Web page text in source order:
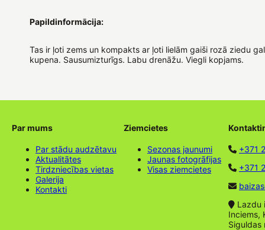
Papildinformācija:
Tas ir ļoti zems un kompakts ar ļoti lielām gaiši rozā ziedu
kupena. Sausumizturīgs. Labu drenāžu. Viegli kopjams.
Par mums
Par stādu audzētavu
Aktualitātes
Tirdzniecības vietas
Galerija
Kontakti
Ziemcietes
Sezonas jaunumi
Jaunas fotogrāfijas
Visas ziemcietes
+371
+371
Lazdu
Inciems,
Siguldas